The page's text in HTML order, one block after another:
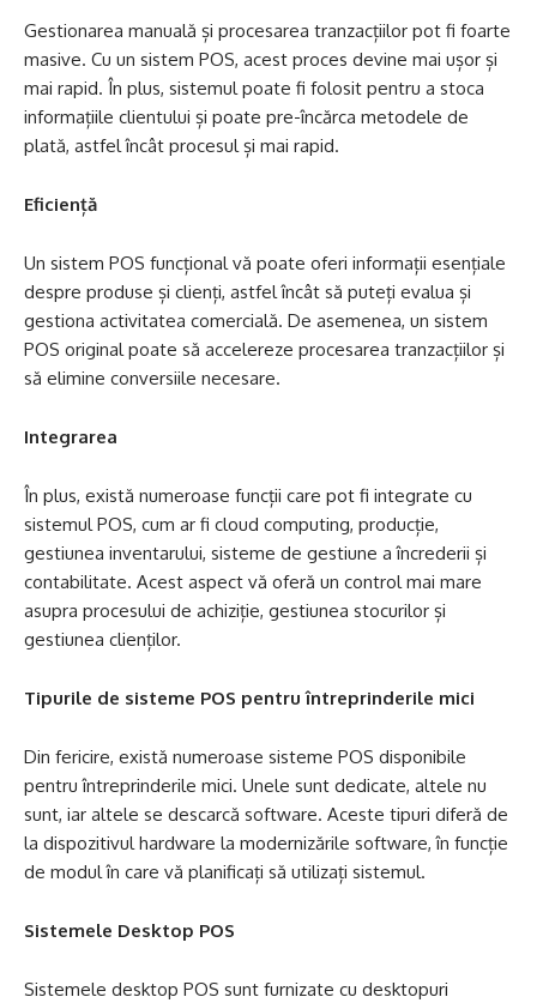
Gestionarea manuală și procesarea tranzacțiilor pot fi foarte
masive. Cu un sistem POS, acest proces devine mai ușor și
mai rapid. În plus, sistemul poate fi folosit pentru a stoca
informațiile clientului și poate pre-încărca metodele de
plată, astfel încât procesul și mai rapid.
Eficiență
Un sistem POS funcțional vă poate oferi informații esențiale
despre produse și clienți, astfel încât să puteți evalua și
gestiona activitatea comercială. De asemenea, un sistem
POS original poate să accelereze procesarea tranzacțiilor și
să elimine conversiile necesare.
Integrarea
În plus, există numeroase funcții care pot fi integrate cu
sistemul POS, cum ar fi cloud computing, producție,
gestiunea inventarului, sisteme de gestiune a încrederii și
contabilitate. Acest aspect vă oferă un control mai mare
asupra procesului de achiziție, gestiunea stocurilor și
gestiunea clienților.
Tipurile de sisteme POS pentru întreprinderile mici
Din fericire, există numeroase sisteme POS disponibile
pentru întreprinderile mici. Unele sunt dedicate, altele nu
sunt, iar altele se descarcă software. Aceste tipuri diferă de
la dispozitivul hardware la modernizările software, în funcție
de modul în care vă planificați să utilizați sistemul.
Sistemele Desktop POS
Sistemele desktop POS sunt furnizate cu desktopuri